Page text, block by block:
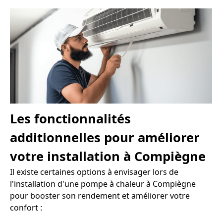
Les fonctionnalités
additionnelles pour améliorer
votre installation à Compiègne
Il existe certaines options à envisager lors de
l'installation d'une pompe à chaleur à Compiègne
pour booster son rendement et améliorer votre
confort :